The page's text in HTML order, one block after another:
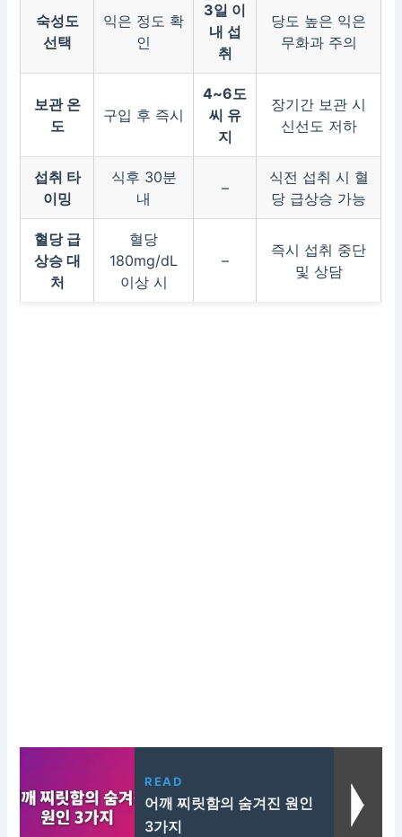
숙성도
선택
익은 정도 확
인
3일 이
내 섭
취
당도 높은 익은
무화과 주의
보관 온
도
구입 후 즉시
4~6도
씨 유
지
장기간 보관 시
신선도 저하
섭취 타
이밍
식후 30분
내
–
식전 섭취 시 혈
당 급상승 가능
혈당 급
상승 대
처
혈당
180mg/dL
이상 시
–
즉시 섭취 중단
및 상담
READ
어깨 찌릿함의 숨겨진 원인
3가지